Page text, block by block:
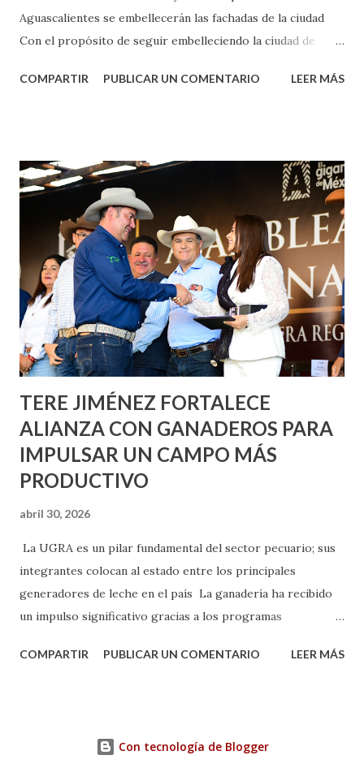
Aguascalientes se embellecerán las fachadas de la ciudad
Con el propósito de seguir embelleciendo la ciudad de
municipal, Leo Montañez dio inicio al programa
Corazón Urbano y el Municipio capital. Leo Montañez
informó que en este programa se usarán cerca de 90 mil
metros cuadrados de pintura, para dar inicio en la calle
Nieto, entre Jesús F. Elizondo y la calle 22 de Octubre, con
lo que se aplicará pintura en 66 casas. Posteriormente se
llevará este programa a Villas de Nuestra Señora de la
Asunción, Avenida Alameda y Decreto 27 de Septiembre, en
los edificios FOVISSSTE Ojo de Agua, en la comunidad
Norias de Paso Hondo y en los edificios de...
COMPARTIR PUBLICAR UN COMENTARIO LEER MÁS
TERE JIMÉNEZ FORTALECE
ALIANZA CON GANADEROS PARA
IMPULSAR UN CAMPO MÁS
PRODUCTIVO
abril 30, 2026
La UGRA es un pilar fundamental del sector pecuario; sus
integrantes colocan al estado entre los principales
generadores de leche en el país La ganadería ha recibido
un impulso significativo gracias a los programas
muestra de su respaldo firme y decidido al campo, la
compromiso de trabajar de la mano con los productores
COMPARTIR PUBLICAR UN COMENTARIO LEER MÁS
Con tecnología de Blogger